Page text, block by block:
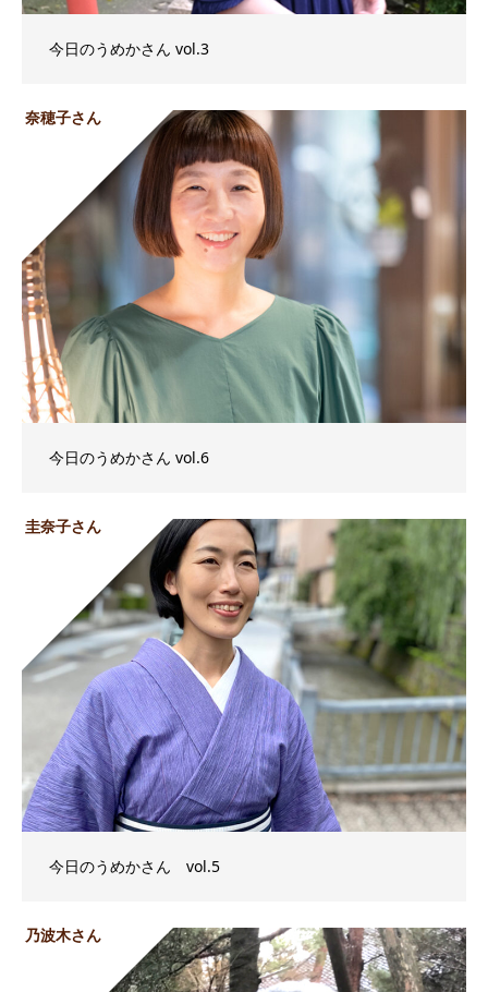
今日のうめかさん vol.3
奈穂子さん
今日のうめかさん vol.6
圭奈子さん
今日のうめかさん vol.5
乃波木さん